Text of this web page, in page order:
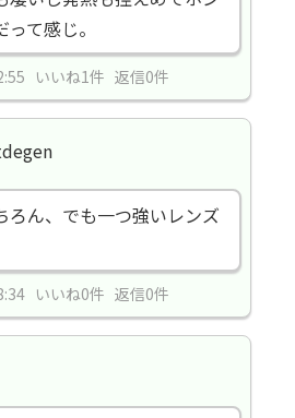
て感じ。
いいね1件 返信0件
ろん、でも一つ強いレンズ
いいね0件 返信0件